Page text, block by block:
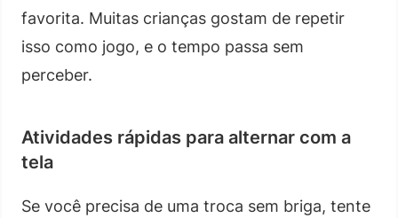
favorita. Muitas crianças gostam de repetir
isso como jogo, e o tempo passa sem
perceber.
Atividades rápidas para alternar com a
tela
Se você precisa de uma troca sem briga, tente